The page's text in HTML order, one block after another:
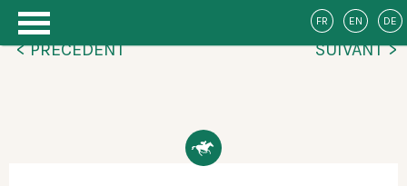
FR EN DE
< PRÉCÉDENT SUIVANT >